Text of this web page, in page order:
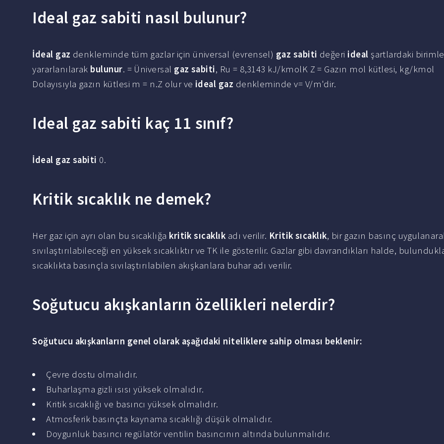
Ideal gaz sabiti nasıl bulunur?
İdeal gaz denkleminde tüm gazlar için üniversal (evrensel) gaz sabiti değeri ideal şartlardaki
yararlanılarak bulunur. = Üniversal gaz sabiti, Ru = 8,3143 kJ/kmolK Z = Gazın mol kütlesi, kg/kmol
Dolayısıyla gazın kütlesi m = n.Z olur ve ideal gaz denkleminde v= V/m'dir.
Ideal gaz sabiti kaç 11 sınıf?
İdeal gaz sabiti 0.
Kritik sıcaklık ne demek?
Her gaz için ayrı olan bu sıcaklığa kritik sıcaklık adı verilir. Kritik sıcaklık, bir gazın basınç
sıvılaştırılabileceği en yüksek sıcaklıktır ve TK ile gösterilir. Gazlar gibi davrandıkları halde,
sıcaklıkta basınçla sıvılaştırılabilen akışkanlara buhar adı verilir.
Soğutucu akışkanların özellikleri nelerdir?
Soğutucu akışkanların genel olarak aşağıdaki niteliklere sahip olması beklenir:
Çevre dostu olmalıdır.
Buharlaşma gizli ısısı yüksek olmalıdır.
Kritik sıcaklığı ve basıncı yüksek olmalıdır.
Atmosferik basınçta kaynama sıcaklığı düşük olmalıdır.
Doygunluk basıncı regülatör ventilin basıncının altında bulunmalıdır.